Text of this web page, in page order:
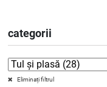
categorii
Eliminați filtrul